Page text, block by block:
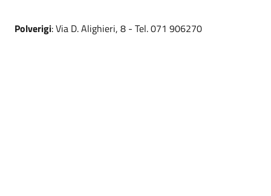
Polverigi: Via D. Alighieri, 8 - Tel. 071 906270